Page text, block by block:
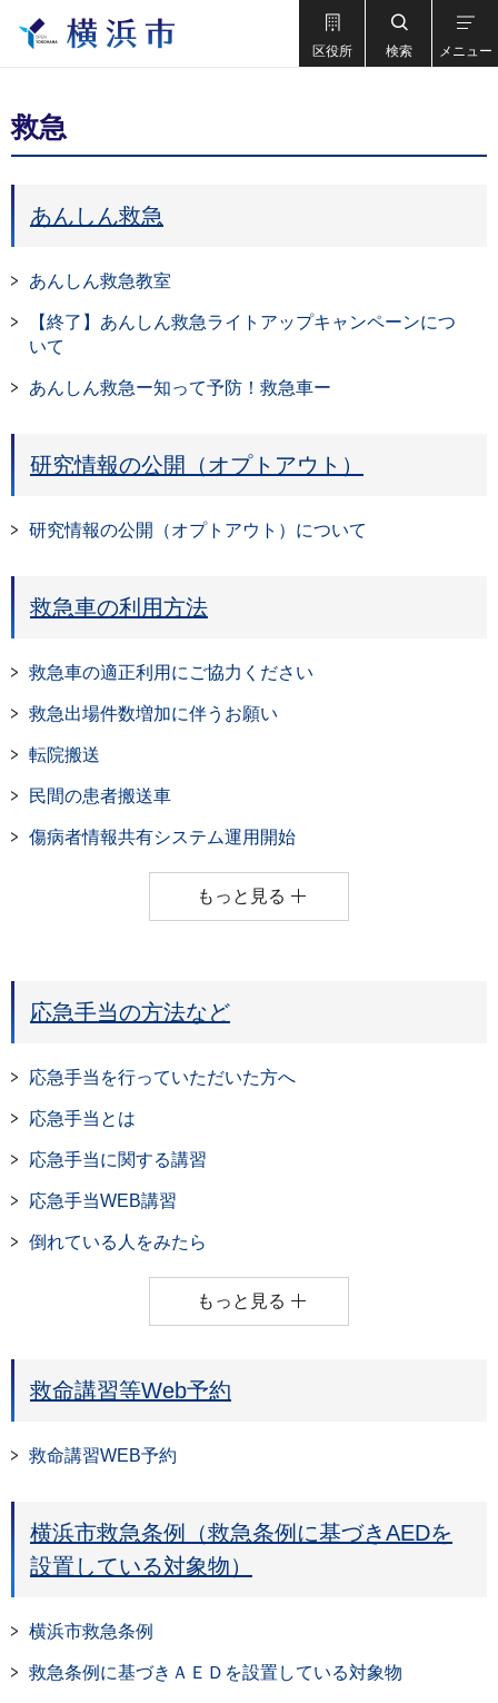
区役所 検索 メニュー
救急
あんしん救急
あんしん救急教室
【終了】あんしん救急ライトアップキャンペーンにつ
いて
あんしん救急ー知って予防！救急車ー
研究情報の公開（オプトアウト）
研究情報の公開（オプトアウト）について
救急車の利用方法
救急車の適正利用にご協力ください
救急出場件数増加に伴うお願い
転院搬送
民間の患者搬送車
傷病者情報共有システム運用開始
もっと見る
応急手当の方法など
応急手当を行っていただいた方へ
応急手当とは
応急手当に関する講習
応急手当WEB講習
倒れている人をみたら
もっと見る
救命講習等Web予約
救命講習WEB予約
横浜市救急条例（救急条例に基づきAEDを
設置している対象物）
横浜市救急条例
救急条例に基づきＡＥＤを設置している対象物